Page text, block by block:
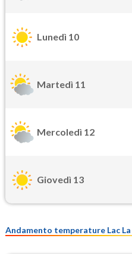
Lunedì 10
Martedì 11
Mercoledì 12
Giovedì 13
Andamento temperature Lac